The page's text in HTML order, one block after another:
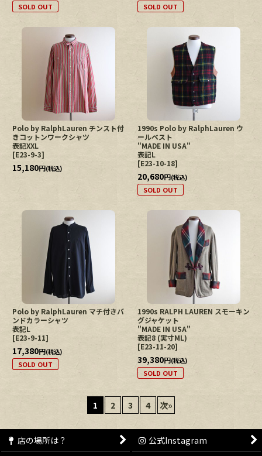
SOLD OUT SOLD OUT
Polo by RalphLauren チンスト付
きコットンワークシャツ
表記XXL
[E23-9-3]
15,180円(税込)
1990s Polo by RalphLauren ウ
ールベスト
"MADE IN USA"
表記L
[E23-10-18]
20,680円(税込)
SOLD OUT
Polo by RalphLauren マチ付きバ
ンドカラーシャツ
表記L
[E23-9-11]
17,380円(税込)
SOLD OUT
1990s RALPH LAUREN スモーキン
グジャケット
"MADE IN USA"
表記8 (実寸ML)
[E23-11-20]
39,380円(税込)
SOLD OUT
1 2 3 4 次»
店の場所は？ 公式Instagram